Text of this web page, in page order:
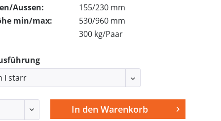
Aussen:
155/230 mm
min/max:
530/960 mm
300 kg/Paar
In den Warenkorb